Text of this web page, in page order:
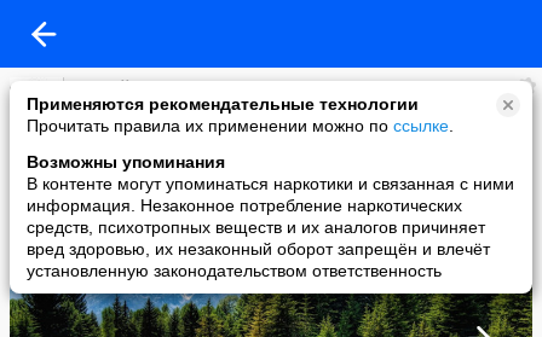
Применяются рекомендательные технологии
Прочитать правила их применении можно по ссылке
Возможны упоминания
В контенте могут упоминаться наркотики и связанная с ними
информация. Незаконное потребление наркотических
средств, психотропных веществ и их аналогов причиняет
вред здоровью, их незаконный оборот запрещён и влечёт
установленную законодательством ответственность
Андрей Виноградов
added a photo
04 Jun в 13:00